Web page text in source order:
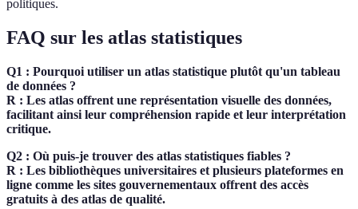
politiques.
FAQ sur les atlas statistiques
Q1 : Pourquoi utiliser un atlas statistique plutôt qu'un tableau
de données ?
R : Les atlas offrent une représentation visuelle des données,
facilitant ainsi leur compréhension rapide et leur interprétation
critique.
Q2 : Où puis-je trouver des atlas statistiques fiables ?
R : Les bibliothèques universitaires et plusieurs plateformes en
ligne comme les sites gouvernementaux offrent des accès
gratuits à des atlas de qualité.